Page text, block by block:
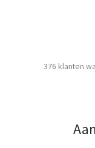
376 klanten